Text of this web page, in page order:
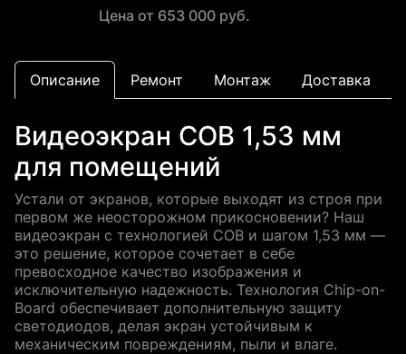
Цена от 653 000 руб.
Описание Ремонт Монтаж Доставка
Видеоэкран COB 1,53 мм
для помещений
Устали от экранов, которые выходят из строя при
первом же неосторожном прикосновении? Наш
видеоэкран с технологией COB и шагом 1,53 мм —
это решение, которое сочетает в себе
превосходное качество изображения и
исключительную надежность. Технология Chip-on-
Board обеспечивает дополнительную защиту
светодиодов, делая экран устойчивым к
механическим повреждениям, пыли и влаге.